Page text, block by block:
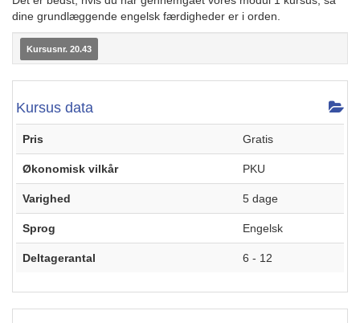
dine grundlæggende engelsk færdigheder er i orden.
Kursusnr. 20.43
Kursus data
Pris Gratis
Økonomisk vilkår PKU
Varighed 5 dage
Sprog Engelsk
Deltagerantal 6 - 12